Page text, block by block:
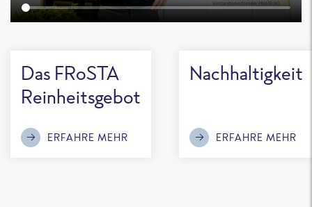
Das FRoSTA
Reinheitsgebot
ERFAHRE MEHR
Nachhaltigkeit
ERFAHRE MEHR